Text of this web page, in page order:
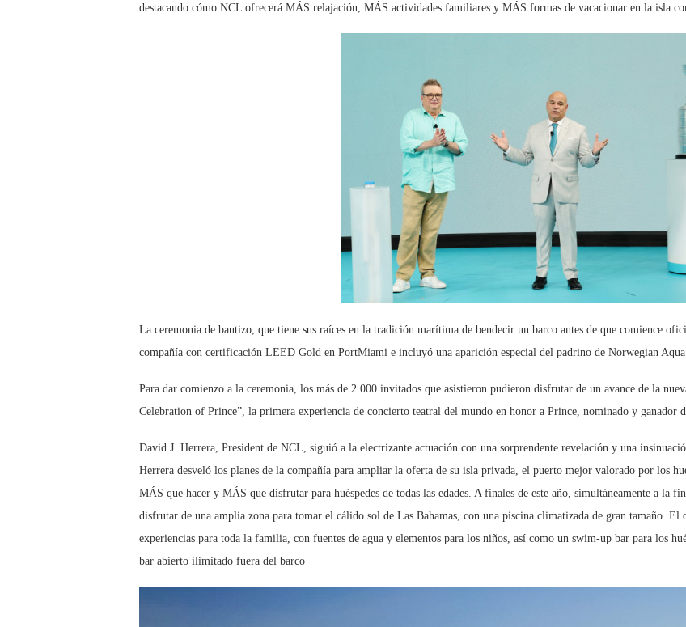
destacando cómo NCL ofrecerá MÁS relajación, MÁS actividades familiares y MÁS formas de vacacionar en la isla con
La ceremonia de bautizo, que tiene sus raíces en la tradición marítima de bendecir un barco antes de que comience
compañía con certificación LEED Gold en PortMiami e incluyó una aparición especial del padrino de Norwegian
Para dar comienzo a la ceremonia, los más de 2.000 invitados que asistieron pudieron disfrutar de un avance de la
Celebration of Prince”, la primera experiencia de concierto teatral del mundo en honor a Prince, nominado y ganador
David J. Herrera, President de NCL, siguió a la electrizante actuación con una sorprendente revelación y una
Herrera desveló los planes de la compañía para ampliar la oferta de su isla privada, el puerto mejor valorado por los
MÁS que hacer y MÁS que disfrutar para huéspedes de todas las edades. A finales de este año, simultáneamente a la
disfrutar de una amplia zona para tomar el cálido sol de Las Bahamas, con una piscina climatizada de gran tamaño.
experiencias para toda la familia, con fuentes de agua y elementos para los niños, así como un swim-up bar para los
bar abierto ilimitado fuera del barco